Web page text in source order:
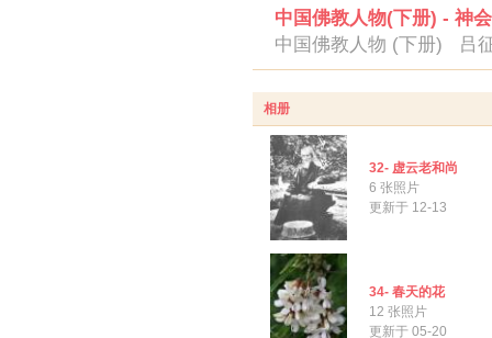
中国佛教人物(下册) - 神
中国佛教人物 (下册) 吕
相册
32- 虚云老和尚
6 张照片
更新于 12-13
34- 春天的花
12 张照片
更新于 05-20